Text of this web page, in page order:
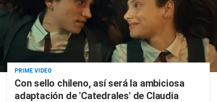
PRIME VIDEO
Con sello chileno, así será la ambiciosa
adaptación de 'Catedrales' de Claudia